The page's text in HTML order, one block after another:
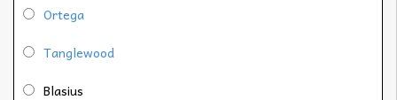
Ortega
Tanglewood
Blasius